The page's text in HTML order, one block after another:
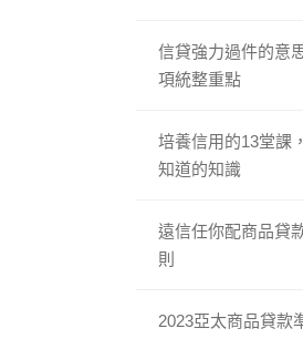
信貸強力過件的意
項統整重點
培養信用的13堂課
知道的知識
遠信任你配商品貸
則
2023亞太商品貸款